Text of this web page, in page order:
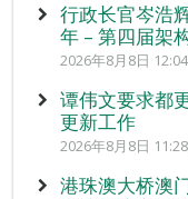
行政长官岑浩
年 – 第四届架
2026年8月8日 12:04
谭伟文要求都
更新工作
2026年8月8日 11:28
港珠澳大桥澳